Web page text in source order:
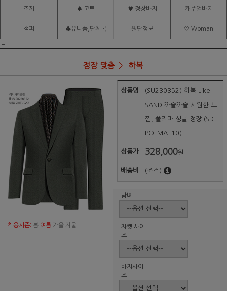
조끼 ♠ 코트 ♥ 정장바지 캐주얼바지
점퍼 ♣유니폼,단체복 원단정보 ♡ Woman
ㅌ
정장 맞춤 하복
착용시즌: 봄 여름 가을 겨울
상품명 (SU230352) 하복 Like
SAND 까슬까슬 시원한 느
낌, 폴리마 싱글 정장 (SD-
POLMA_10)
상품가 328,000원
배송비 (조건)
남녀
자켓 사이
즈
바지사이
즈